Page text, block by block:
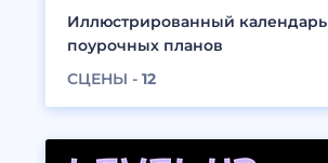
Иллюстрированный календарь
поурочных планов
СЦЕНЫ - 12